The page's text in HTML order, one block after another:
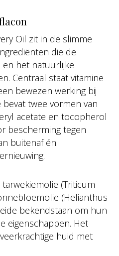
Oil zit in de slimme
die de
het natuurlijke
Centraal staat vitamine
bewezen werking bij
twee vormen van
acetate en tocopherol
bescherming tegen
buitenaf én
(Triticum
(Helianthus
bekendstaan om hun
eigenschappen. Het
huid met